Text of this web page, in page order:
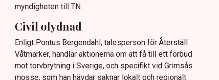
myndigheten till TN.
Civil olydnad
Enligt Pontus Bergendahl, talesperson för Återställ
Våtmarker, handlar aktionerna om att få till ett förbud
mot torvbrytning i Sverige, och specifikt vid Grimsås
mosse, som han hävdar saknar lokalt och regionalt